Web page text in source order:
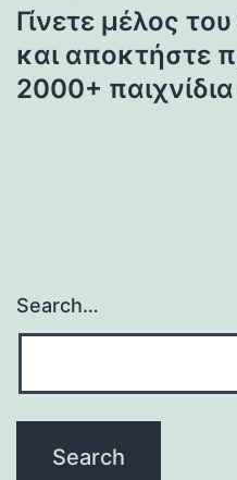
Γίνετε μέλος
και αποκτήστε
2000+
Search…